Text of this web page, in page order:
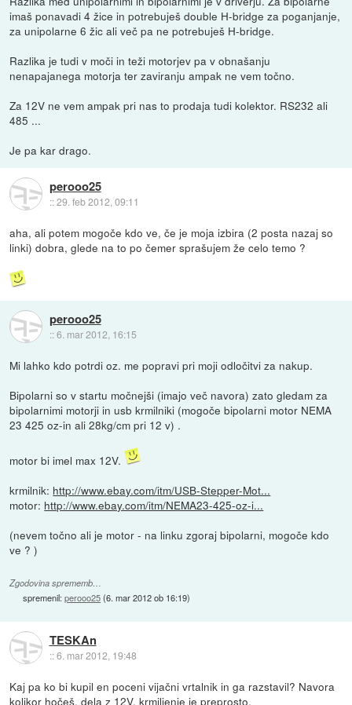
imaš ponavadi 4 žice in potrebuješ double H-bridge za poganjanje,
za unipolarne 6 žic ali več pa ne potrebuješ H-bridge.
Razlika je tudi v moči in teži motorjev pa v obnašanju
nenapajanega motorja ter zaviranju ampak ne vem točno.
Za 12V ne vem ampak pri nas to prodaja tudi kolektor. RS232 ali
485 ...
Je pa kar drago.
perooo25
::29. feb 2012, 09:11
aha, ali potem mogoče kdo ve, če je moja izbira (2 posta nazaj so
linki) dobra, glede na to po čemer sprašujem že celo temo ?
perooo25
::6. mar 2012, 16:15
Mi lahko kdo potrdi oz. me popravi pri moji odločitvi za nakup.
Bipolarni so v startu močnejši (imajo več navora) zato gledam za
bipolarnimi motorji in usb krmilniki (mogoče bipolarni motor NEMA
23 425 oz-in ali 28kg/cm pri 12 v) .
motor bi imel max 12V.
krmilnik: http://www.ebay.com/itm/USB-Stepper-Mot...
motor: http://www.ebay.com/itm/NEMA23-425-oz-i...
(nevem točno ali je motor - na linku zgoraj bipolarni, mogoče kdo
ve ? )
Zgodovina sprememb…
spremenil:perooo25(6. mar 2012 ob 16:19)
TESKAn
::6. mar 2012, 19:48
Kaj pa ko bi kupil en poceni vijačni vrtalnik in ga razstavil? Navora
kolikor hočeš, dela z 12V, krmiljenje je preprosto.